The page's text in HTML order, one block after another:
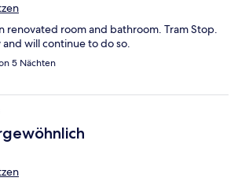
renovated room and bathroom. Tram Stop.
will continue to do so.
5 Nächten